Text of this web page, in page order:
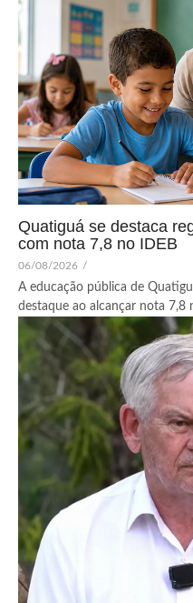
Quatiguá se destaca
com nota 7,8 no IDEB
06/08/2026 /
A educação pública de
destaque ao alcançar nota 7,8